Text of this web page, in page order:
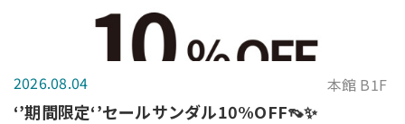
2026.08.04 本館 B1F
‘’期間限定‘’セールサンダル10%OFF👡✨